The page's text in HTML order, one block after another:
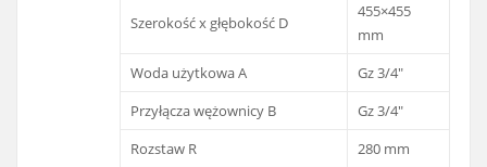
Szerokość x głębokość D
455×455
mm
Woda użytkowa A
Gz 3/4″
Przyłącza wężownicy B
Gz 3/4″
Rozstaw R
280 mm